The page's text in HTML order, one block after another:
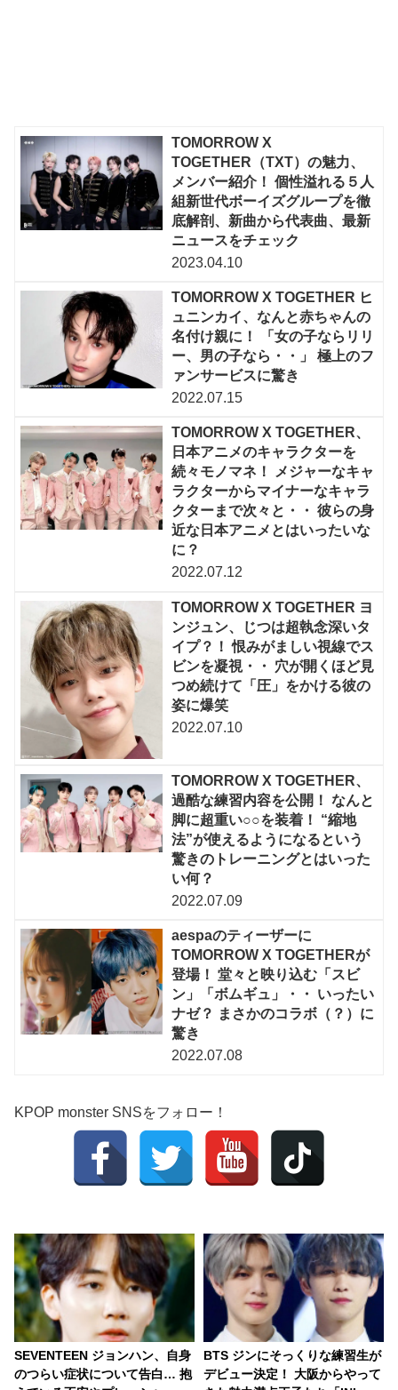
TOMORROW X
TOGETHER（TXT）の魅力、
メンバー紹介！ 個性溢れる５人
組新世代ボーイズグループを徹
底解剖、新曲から代表曲、最新
ニュースをチェック
2023.04.10
TOMORROW X TOGETHER ヒ
ュニンカイ、なんと赤ちゃんの
名付け親に！ 「女の子ならリリ
ー、男の子なら・・」 極上のフ
ァンサービスに驚き
2022.07.15
TOMORROW X TOGETHER、
日本アニメのキャラクターを
続々モノマネ！ メジャーなキャ
ラクターからマイナーなキャラ
クターまで次々と・・ 彼らの身
近な日本アニメとはいったいな
に？
2022.07.12
TOMORROW X TOGETHER ヨ
ンジュン、じつは超執念深いタ
イプ？！ 恨みがましい視線でス
ビンを凝視・・ 穴が開くほど見
つめ続けて「圧」をかける彼の
姿に爆笑
2022.07.10
TOMORROW X TOGETHER、
過酷な練習内容を公開！ なんと
脚に超重い○○を装着！ “縮地
法”が使えるようになるという
驚きのトレーニングとはいった
い何？
2022.07.09
aespaのティーザーに
TOMORROW X TOGETHERが
登場！ 堂々と映り込む「スビ
ン」「ボムギュ」・・ いったい
ナゼ？ まさかのコラボ（？）に
驚き
2022.07.08
KPOP monster SNSをフォロー！
SEVENTEEN ジョンハン、自身
のつらい症状について告白… 抱
BTS ジンにそっくりな練習生が
デビュー決定！ 大阪からやって